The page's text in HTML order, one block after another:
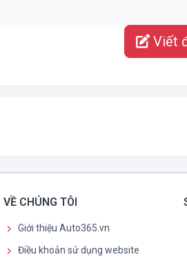
Viết
VỀ CHÚNG TÔI
Giới thiệu Auto365.vn
Điều khoản sử dụng website